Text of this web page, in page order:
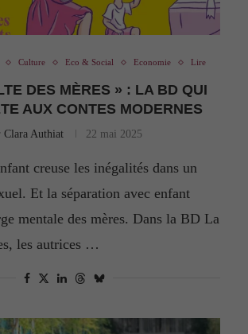
Culture Eco & Social Economie Lire
DES MÈRES » : LA BD QUI
AUX CONTES MODERNES
Clara Authiat 22 mai 2025
creuse les inégalités dans un
Et la séparation avec enfant
mentale des mères. Dans la BD La
les autrices …